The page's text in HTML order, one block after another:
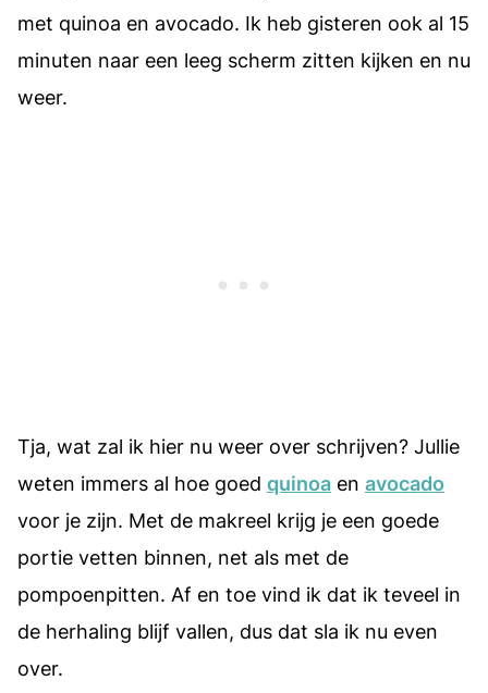
met quinoa en avocado. Ik heb gisteren ook al 15
minuten naar een leeg scherm zitten kijken en nu
weer.
Tja, wat zal ik hier nu weer over schrijven? Jullie
weten immers al hoe goed quinoa en avocado
voor je zijn. Met de makreel krijg je een goede
portie vetten binnen, net als met de
pompoenpitten. Af en toe vind ik dat ik teveel in
de herhaling blijf vallen, dus dat sla ik nu even
over.